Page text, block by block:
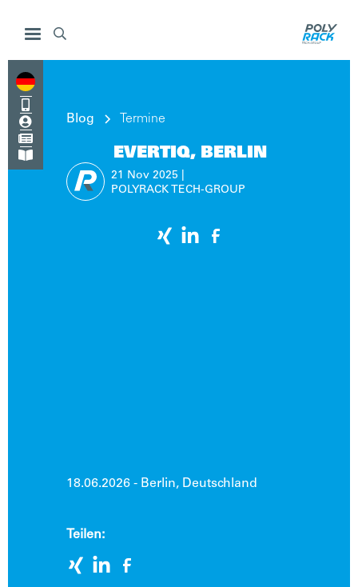




Blog Termine
EVERTIQ, BERLIN
21 Nov 2025
POLYRACK TECH-GROUP
18.06.2026 - Berlin, Deutschland
Teilen: